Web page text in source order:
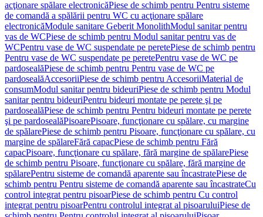
acţionare spălare electronicăPiese de schimb pentru Pentru sisteme
de comandă a spălării pentru WC cu acţionare spălare
electronicăModule sanitare Geberit MonolithModul sanitar pentru
vas de WCPiese de schimb pentru Modul sanitar pentru vas de
WCPentru vase de WC suspendate pe peretePiese de schimb pentru
Pentru vase de WC suspendate pe peretePentru vase de WC pe
pardosealăPiese de schimb pentru Pentru vase de WC pe
pardosealăAccesoriiPiese de schimb pentru AccesoriiMaterial de
consumModul sanitar pentru bideuriPiese de schimb pentru Modul
sanitar pentru bideuriPentru bideuri montate pe perete şi pe
pardosealăPiese de schimb pentru Pentru bideuri montate pe perete
şi pe pardosealăPisoarePisoare, funcţionare cu spălare, cu margine
de spălarePiese de schimb pentru Pisoare, funcţionare cu spălare, cu
margine de spălareFără capacPiese de schimb pentru Fără
capacPisoare, funcţionare cu spălare, fără margine de spălarePiese
de schimb pentru Pisoare, funcţionare cu spălare, fără margine de
spălarePentru sisteme de comandă aparente sau încastratePiese de
schimb pentru Pentru sisteme de comandă aparente sau încastrateCu
control integrat pentru pisoarPiese de schimb pentru Cu control
integrat pentru pisoarPentru controlul integrat al pisoaruluiPiese de